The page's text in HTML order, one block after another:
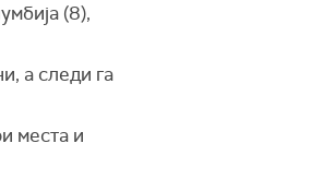
(8),
а следи га
места и